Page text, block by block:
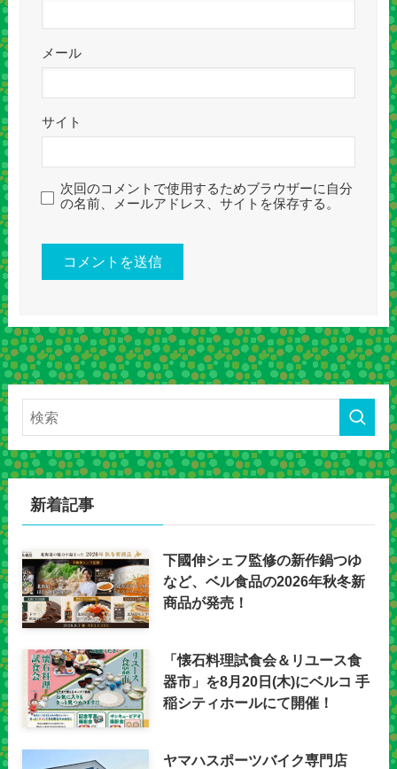
メール
サイト
次回のコメントで使用するためブラウザーに自分
の名前、メールアドレス、サイトを保存する。
新着記事
下國伸シェフ監修の新作鍋つゆ
など、ベル食品の2026年秋冬新
商品が発売！
「懐石料理試食会＆リユース食
器市」を8月20日(木)にベルコ 手
稲シティホールにて開催！
ヤマハスポーツバイク専門店